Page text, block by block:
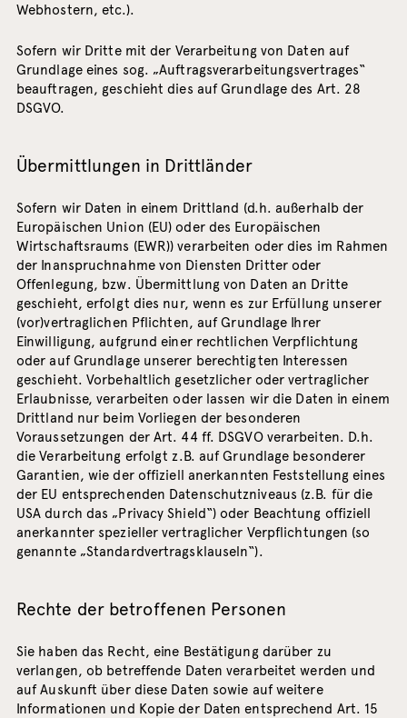
Webhostern, etc.).
Sofern wir Dritte mit der Verarbeitung von Daten auf
Grundlage eines sog. „Auftragsverarbeitungsvertrages“
beauftragen, geschieht dies auf Grundlage des Art. 28
DSGVO.
Übermittlungen in Drittländer
Sofern wir Daten in einem Drittland (d.h. außerhalb der
Europäischen Union (EU) oder des Europäischen
Wirtschaftsraums (EWR)) verarbeiten oder dies im Rahmen
der Inanspruchnahme von Diensten Dritter oder
Offenlegung, bzw. Übermittlung von Daten an Dritte
geschieht, erfolgt dies nur, wenn es zur Erfüllung unserer
(vor)vertraglichen Pflichten, auf Grundlage Ihrer
Einwilligung, aufgrund einer rechtlichen Verpflichtung
oder auf Grundlage unserer berechtigten Interessen
geschieht. Vorbehaltlich gesetzlicher oder vertraglicher
Erlaubnisse, verarbeiten oder lassen wir die Daten in einem
Drittland nur beim Vorliegen der besonderen
Voraussetzungen der Art. 44 ff. DSGVO verarbeiten. D.h.
die Verarbeitung erfolgt z.B. auf Grundlage besonderer
Garantien, wie der offiziell anerkannten Feststellung eines
der EU entsprechenden Datenschutzniveaus (z.B. für die
USA durch das „Privacy Shield“) oder Beachtung offiziell
anerkannter spezieller vertraglicher Verpflichtungen (so
genannte „Standardvertragsklauseln“).
Rechte der betroffenen Personen
Sie haben das Recht, eine Bestätigung darüber zu
verlangen, ob betreffende Daten verarbeitet werden und
auf Auskunft über diese Daten sowie auf weitere
Informationen und Kopie der Daten entsprechend Art. 15